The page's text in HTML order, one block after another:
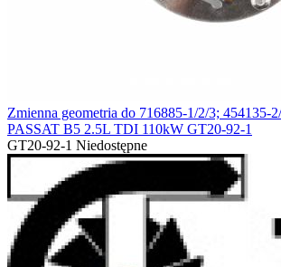
Zmienna geometria do 716885-1/2/3; 454135-
PASSAT B5 2.5L TDI 110kW GT20-92-1
GT20-92-1 Niedostępne